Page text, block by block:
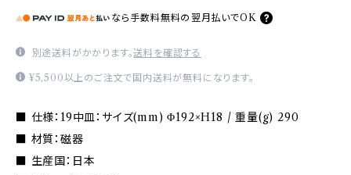
なら 手数料無料の 翌月払いでOK
別途送料がかかります。送料を確認する
¥5,500以上のご注文で国内送料が無料になります。
■ 仕様：19中皿：サイズ(mm) Φ192×H18 / 重量(g) 290
■ 材質：磁器
■ 生産国：日本